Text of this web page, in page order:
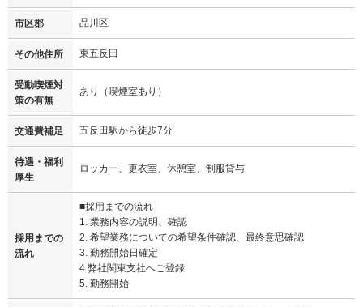
市区郡 品川区
その他住所 東五反田
受動喫煙対
策の有無
あり（喫煙室あり）
交通費補足 五反田駅から徒歩7分
待遇・福利
厚生
ロッカー、更衣室、休憩室、制服貸与
採用までの
流れ
■採用までの流れ
1. 業務内容の説明、確認
2. 希望業務についての希望条件確認、最終意思確認
3. 勤務開始日確定
4.弊社関東支社へご登録
5. 勤務開始